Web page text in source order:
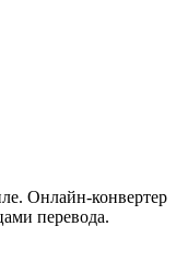
Онлайн-конвертер
перевода.